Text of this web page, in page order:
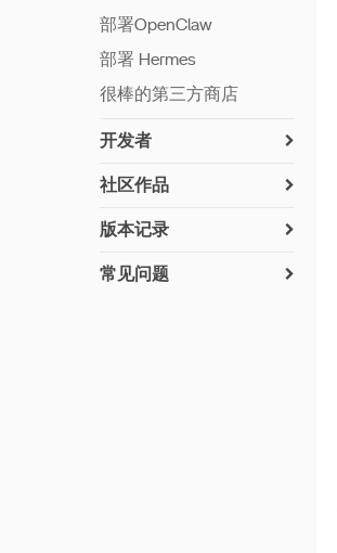
部署OpenClaw
部署 Hermes
很棒的第三方商店
开发者
如何安装 ZimaOS
设置 Python
构建应用程序
社区作品
如何贡献
建议）
版本记录
v 1.7.0
常见问题